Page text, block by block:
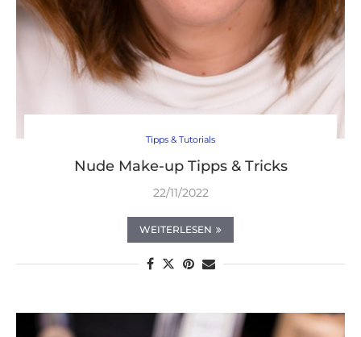
Tipps & Tutorials
Nude Make-up Tipps & Tricks
22/11/2022
WEITERLESEN